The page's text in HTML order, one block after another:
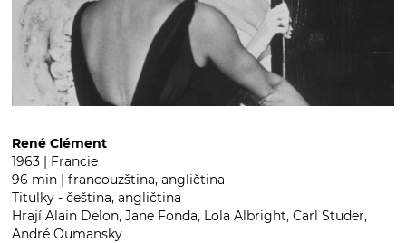
René Clément
1963 | Francie
96 min | francouzština, angličtina
Titulky - čeština, angličtina
Hrají Alain Delon, Jane Fonda, Lola Albright, Carl Studer,
André Oumansky